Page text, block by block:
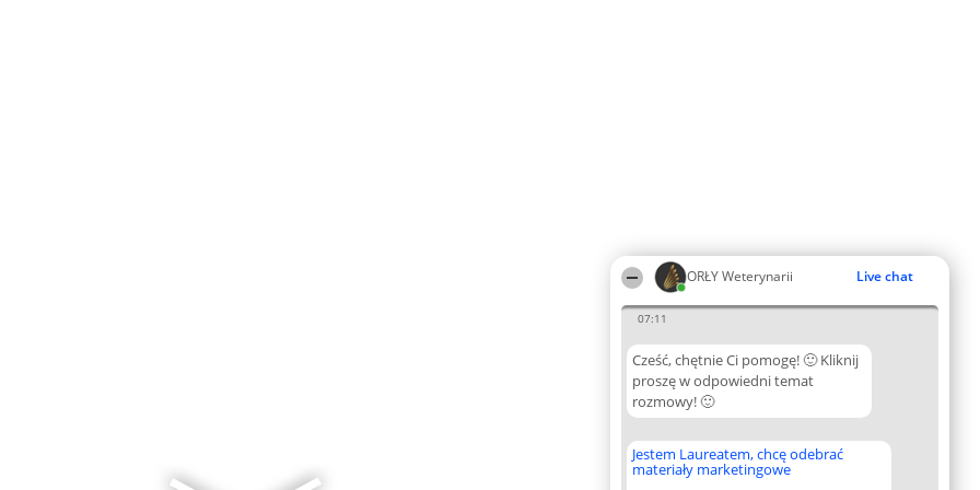
ORŁY Weterynarii Live chat
07:11
Cześć, chętnie Ci pomogę! 🙂 Kliknij
proszę w odpowiedni temat
rozmowy! 🙂
Jestem Laureatem, chcę odebrać
materiały marketingowe